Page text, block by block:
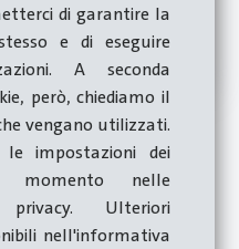
di garantire la
e di eseguire
A seconda
però, chiediamo il
vengano utilizzati.
le impostazioni dei
momento nelle
Ulteriori
nell'informativa